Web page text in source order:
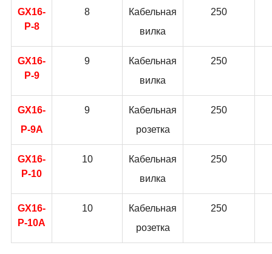
GX16-
P-8
8
Кабельная
вилка
250
GX16-
P-9
9
Кабельная
вилка
250
GX16-
P-9A
9
Кабельная
розетка
250
GX16-
P-10
10
Кабельная
вилка
250
GX16-
P-10A
10
Кабельная
розетка
250